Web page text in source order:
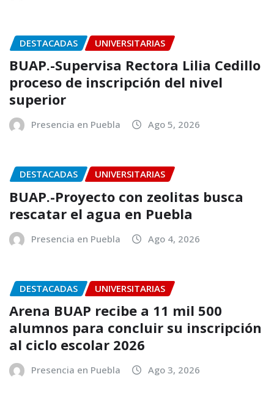
DESTACADAS UNIVERSITARIAS
BUAP.-Supervisa Rectora Lilia Cedillo
proceso de inscripción del nivel
superior
Presencia en Puebla Ago 5, 2026
DESTACADAS UNIVERSITARIAS
BUAP.-Proyecto con zeolitas busca
rescatar el agua en Puebla
Presencia en Puebla Ago 4, 2026
DESTACADAS UNIVERSITARIAS
Arena BUAP recibe a 11 mil 500
alumnos para concluir su inscripción
al ciclo escolar 2026
Presencia en Puebla Ago 3, 2026